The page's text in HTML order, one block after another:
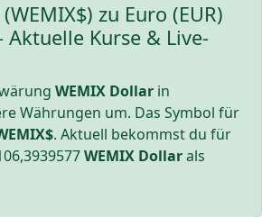
zu Euro (EUR)
Aktuelle Kurse & Live-
WEMIX Dollar in
Währungen um. Das Symbol für
. Aktuell bekommst du für
WEMIX Dollarals